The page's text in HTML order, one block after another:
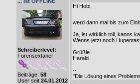
Schreiberlevel:
Forensextaner
Beiträge: 58
User seit 24.01.2012
Hi Hobi,
werd dann mal bis zum
Ja, ist wirklich toll, kanns
Wenns jetzt noch
Grüßle
Harald
--
"Die Lösung eines